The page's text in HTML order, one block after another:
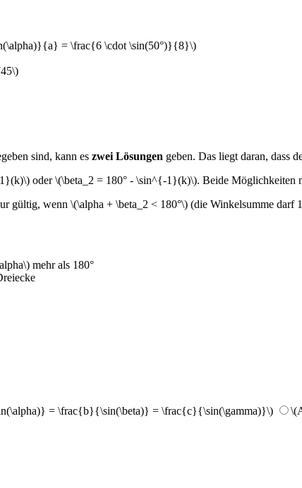
= \frac{6 \cdot \sin(50°)}{8}\)
sind, kann es zwei Lösungen geben. Das liegt daran, dass
oder \(\beta_2 = 180° - \sin^{-1}(k)\). Beide Möglichkeiten
gültig, wenn \(\alpha + \beta_2 < 180°\) (die Winkelsumme darf
mehr als 180°
= \frac{b}{\sin(\beta)} = \frac{c}{\sin(\gamma)}\)